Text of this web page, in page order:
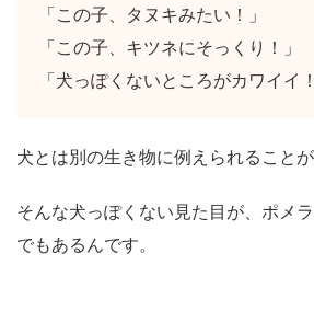
「この子、タヌキみたい！」
「この子、キツネにそっくり！」
「犬っぽくないところがカワイイ！
犬とは別の生き物に例えられることが
そんな犬っぽくない見た目が、ポメ
でもあるんです。